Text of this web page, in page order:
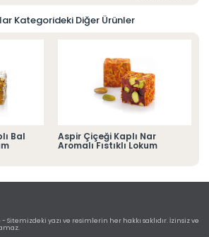
kullanılan tüm içerik ve görseller
ait olup izinsiz kullanımı hukuki yaptırıma tabidir.
Kategorideki Diğer Ürünler
Bal Aspir Çiçeği Kaplı Nar
Aromalı Fıstıklı Lokum
- Sitemizdeki yazı ve resimlerin her hakkı saklıdır. İzinsiz ve